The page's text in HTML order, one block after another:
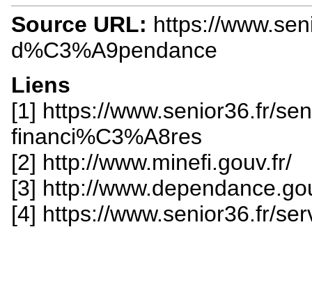
Source URL: https://
d%C3%A9pendance
Liens
[1] https://www.senior36.fr/
financi%C3%A8res
[2] http://www.minefi.gouv.fr/
[3] http://
[4] https://www.senior36.fr/